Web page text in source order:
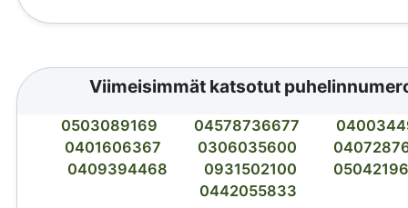
Viimeisimmät katsotut
0503089169 04578736677
0401606367
0306035600
0409394468
0931502100
0442055833